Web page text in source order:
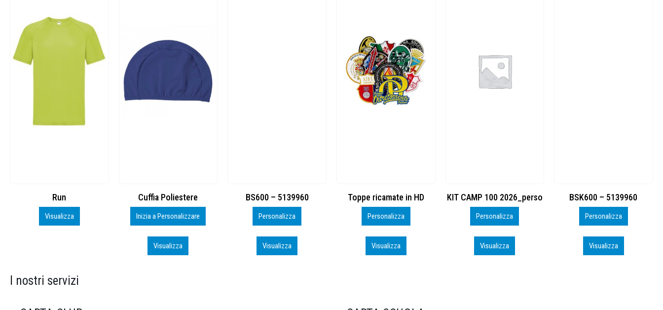
Cuffia Poliestere
Inizia a Personalizzare
BS600 – 5139960
Personalizza
Visualizza
Toppe ricamate in HD
Personalizza
Visualizza
KIT CAMP 100 2026_perso
Personalizza
Visualizza
BSK600 – 5139960
Personalizza
Visualizza
DTF
Personalizza
Visualizza
I nostri servizi